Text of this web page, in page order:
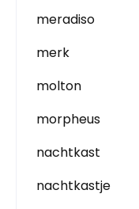
meradiso
merk
molton
morpheus
nachtkast
nachtkastje